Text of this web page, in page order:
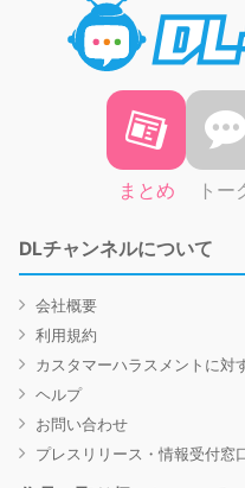
まとめ トー
DLチャンネルについて
会社概要
利用規約
カスタマーハラスメントに対
ヘルプ
お問い合わせ
プレスリリース・情報受付窓